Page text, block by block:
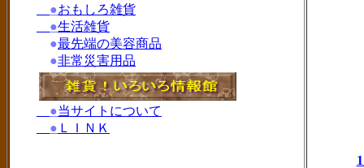
●おもしろ雑貨
●生活雑貨
●最先端の美容商品
●非常災害用品
●当サイトについて
● ＬＩＮＫ